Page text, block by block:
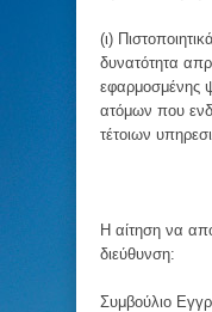
(ι)
δυνατότητα
εφαρμοσμένης
ατόμων που
τέτοιων
Η αίτηση να
διεύθυνση:
Συμβούλιο